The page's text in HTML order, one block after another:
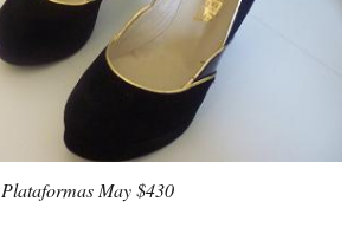
Plataformas May $430